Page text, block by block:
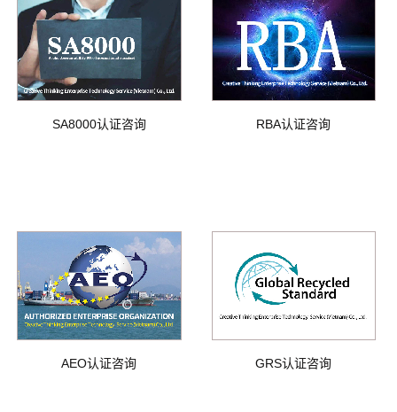
SA8000认证咨询 RBA认证咨询
AEO认证咨询 GRS认证咨询